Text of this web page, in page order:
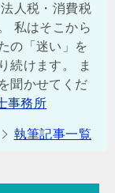
人税・消費税
私はそこから
の「迷い」を
続けます。 ま
聞かせてくだ
事務所
執筆記事一覧